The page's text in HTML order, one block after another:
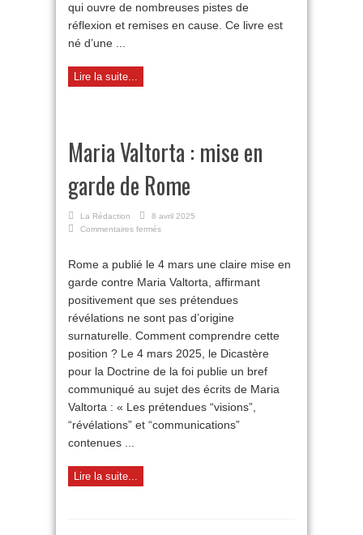
qui ouvre de nombreuses pistes de
réflexion et remises en cause. Ce livre est
né d’une ...
Lire la suite...
Maria Valtorta : mise en
garde de Rome
La Rédaction
8 avril 2025
Commentaires fermés
mise
en
de
Rome
Rome a publié le 4 mars une claire mise en
garde contre Maria Valtorta, affirmant
positivement que ses prétendues
révélations ne sont pas d’origine
surnaturelle. Comment comprendre cette
position ? Le 4 mars 2025, le Dicastère
pour la Doctrine de la foi publie un bref
communiqué au sujet des écrits de Maria
Valtorta : « Les prétendues “visions”,
“révélations” et “communications”
contenues ...
Lire la suite...